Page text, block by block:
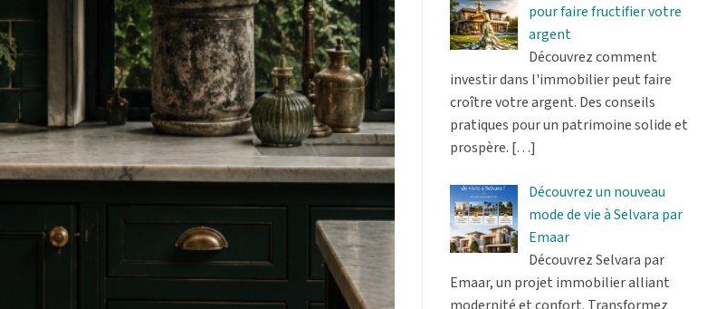
pour faire fructifier votre
argent
Découvrez comment
investir dans l'immobilier peut faire
croître votre argent. Des conseils
pratiques pour un patrimoine solide et
prospère. […]
Découvrez un nouveau
mode de vie à Selvara par
Emaar
Découvrez Selvara par
Emaar, un projet immobilier alliant
modernité et confort. Transformez